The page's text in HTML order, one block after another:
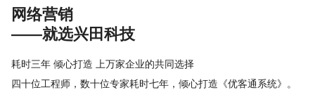
网络营销
——就选兴田科技
耗时三年 倾心打造 上万家企业的共同选择
四十位工程师，数十位专家耗时七年，倾心打造《优客通系统》。